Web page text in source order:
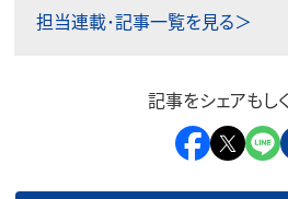
担当連載･記事一覧を見る＞
記事をシェアもし